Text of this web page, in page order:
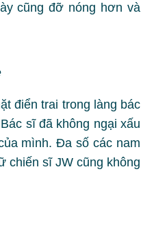
cũng đỡ nóng hơn và
điển trai trong làng bác
sĩ đã không ngại xấu
mình. Đa số các nam
chiến sĩ JW cũng không